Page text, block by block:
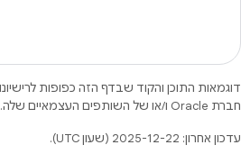
דוגמאות התוכן והקוד שבדף הזה כפופות
חברת Oracle ו/או של השותפים העצמאיים שלה.
עדכון אחרון: 2025-12-22 (שעון UTC).